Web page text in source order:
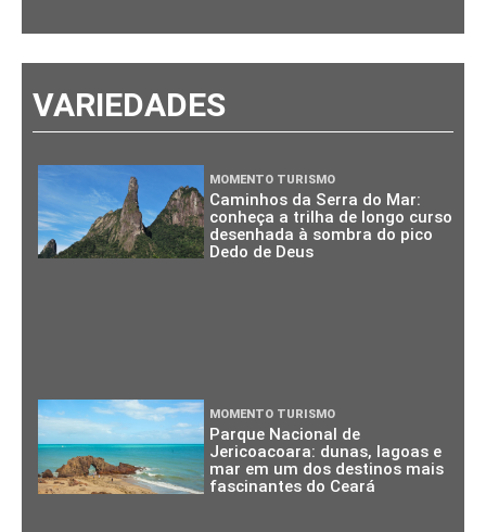
VARIEDADES
MOMENTO TURISMO
Caminhos da Serra do Mar:
conheça a trilha de longo curso
desenhada à sombra do pico
Dedo de Deus
MOMENTO TURISMO
Parque Nacional de
Jericoacoara: dunas, lagoas e
mar em um dos destinos mais
fascinantes do Ceará